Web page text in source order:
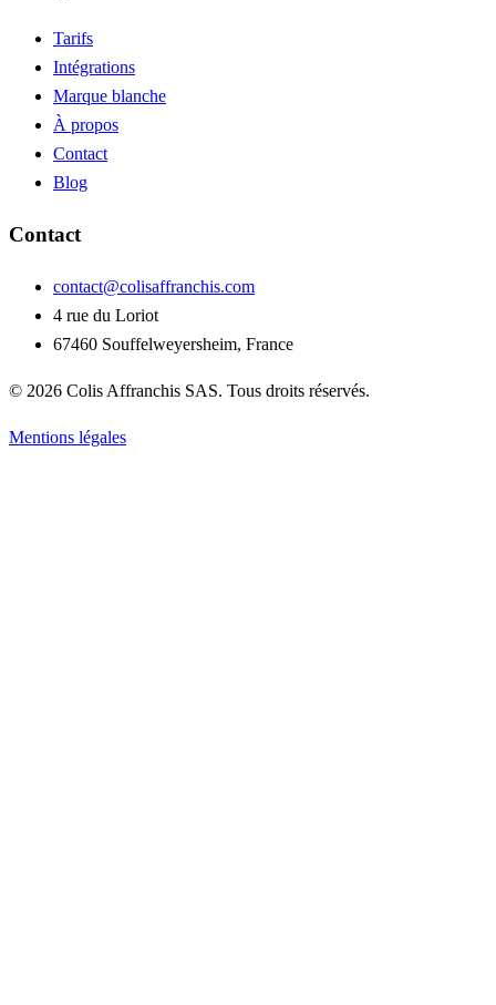
Tarifs
Intégrations
Marque blanche
À propos
Contact
Blog
Contact
contact@colisaffranchis.com
4 rue du Loriot
67460 Souffelweyersheim, France
© 2026 Colis Affranchis SAS. Tous droits réservés.
Mentions légales